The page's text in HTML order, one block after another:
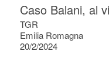
Caso Balani, al
TGR
Emilia Romagna
20/2/2024